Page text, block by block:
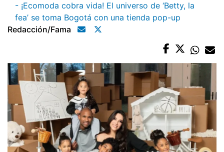
- ¡Ecomoda cobra vida! El universo de ‘Betty, la
fea’ se toma Bogotá con una tienda pop-up
Redacción/fama